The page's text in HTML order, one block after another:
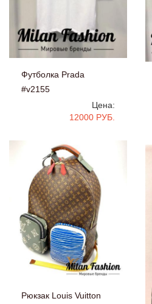
Футболка Prada
#v2155
Цена:
12000 РУБ.
Рюкзак Louis Vuitton